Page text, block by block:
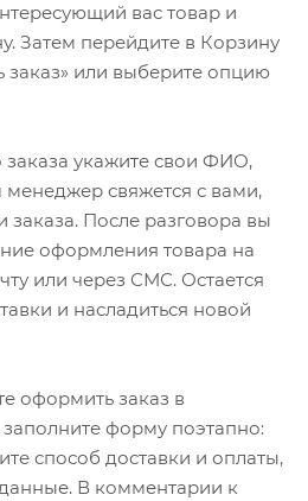
вас товар и
Затем перейдите в Корзину
или выберите опцию
укажите свои ФИО,
свяжется с вами,
заказа. После разговора вы
оформления товара на
или через СМС. Остается
и насладиться новой
оформить заказ в
форму поэтапно:
способ доставки и оплаты,
В комментарии к